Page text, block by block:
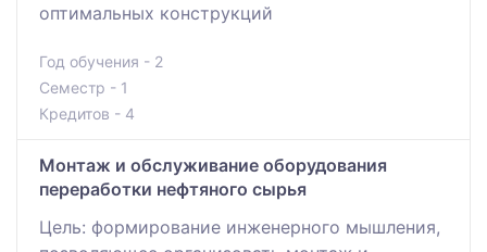
оптимальных конструкций
Год обучения - 2
Семестр - 1
Кредитов - 4
Монтаж и обслуживание оборудования
переработки нефтяного сырья
Цель: формирование инженерного мышления,